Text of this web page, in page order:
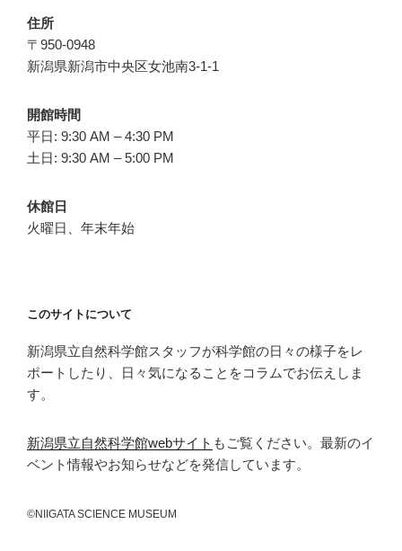
住所
〒950-0948
新潟県新潟市中央区女池南3-1-1
開館時間
平日: 9:30 AM – 4:30 PM
土日: 9:30 AM – 5:00 PM
休館日
火曜日、年末年始
このサイトについて
新潟県立自然科学館スタッフが科学館の日々の様子をレ
ポートしたり、日々気になることをコラムでお伝えしま
す。
新潟県立自然科学館webサイト もご覧ください。最新のイ
ベント情報やお知らせなどを発信しています。
©NIIGATA SCIENCE MUSEUM